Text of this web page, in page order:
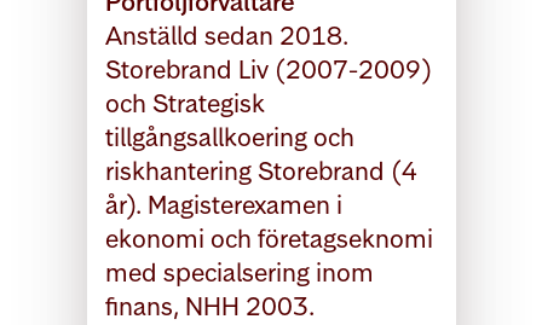
Anställd sedan 2018.
Storebrand Liv (2007-2009)
och Strategisk
tillgångsallkoering och
riskhantering Storebrand (4
år). Magisterexamen i
ekonomi och företagseknomi
med specialsering inom
finans, NHH 2003.